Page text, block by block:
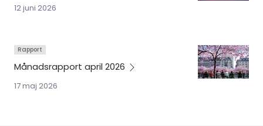
12 juni 2026
Rapport
Månadsrapport april2026
17 maj 2026